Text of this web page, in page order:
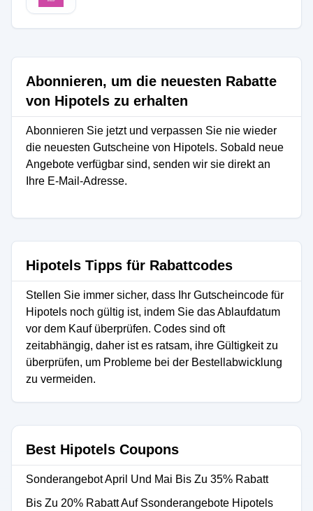
Abonnieren, um die neuesten Rabatte
von Hipotels zu erhalten
Abonnieren Sie jetzt und verpassen Sie nie wieder
die neuesten Gutscheine von Hipotels. Sobald neue
Angebote verfügbar sind, senden wir sie direkt an
Ihre E-Mail-Adresse.
Hipotels Tipps für Rabattcodes
Stellen Sie immer sicher, dass Ihr Gutscheincode für
Hipotels noch gültig ist, indem Sie das Ablaufdatum
vor dem Kauf überprüfen. Codes sind oft
zeitabhängig, daher ist es ratsam, ihre Gültigkeit zu
überprüfen, um Probleme bei der Bestellabwicklung
zu vermeiden.
Best Hipotels Coupons
Sonderangebot April Und Mai Bis Zu 35% Rabatt
Bis Zu 20% Rabatt Auf Ssonderangebote Hipotels